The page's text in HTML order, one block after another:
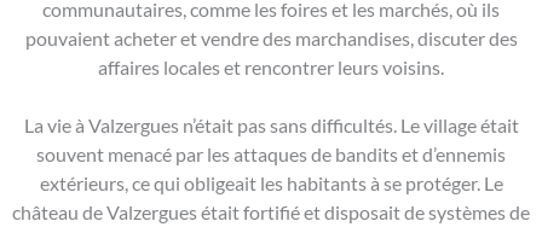
communautaires, comme les foires et les marchés, où ils
pouvaient acheter et vendre des marchandises, discuter des
affaires locales et rencontrer leurs voisins.
La vie à Valzergues n’était pas sans difficultés. Le village était
souvent menacé par les attaques de bandits et d’ennemis
extérieurs, ce qui obligeait les habitants à se protéger. Le
château de Valzergues était fortifié et disposait de systèmes de